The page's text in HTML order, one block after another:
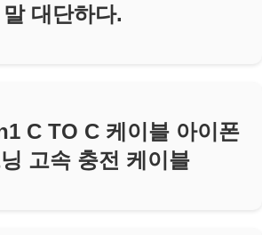
말 대단하다.
C TO C 케이블 아이폰
고속 충전 케이블